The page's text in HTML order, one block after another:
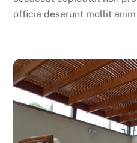
officia deserunt mollit